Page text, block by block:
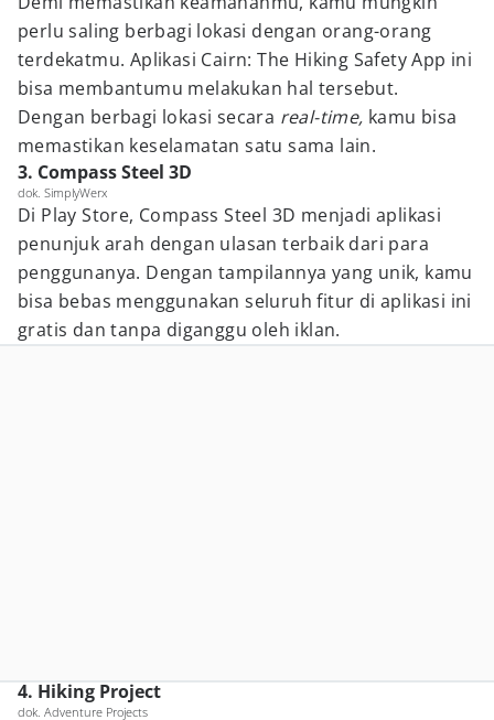
perlu saling berbagi lokasi dengan orang-orang
terdekatmu. Aplikasi Cairn: The Hiking Safety App ini
bisa membantumu melakukan hal tersebut.
Dengan berbagi lokasi secara real-time, kamu bisa
memastikan keselamatan satu sama lain.
3. Compass Steel 3D
dok. SimplyWerx
Di Play Store, Compass Steel 3D menjadi aplikasi
penunjuk arah dengan ulasan terbaik dari para
penggunanya. Dengan tampilannya yang unik, kamu
bisa bebas menggunakan seluruh fitur di aplikasi ini
gratis dan tanpa diganggu oleh iklan.
4. Hiking Project
dok. Adventure Projects